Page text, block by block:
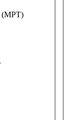
(MPT)